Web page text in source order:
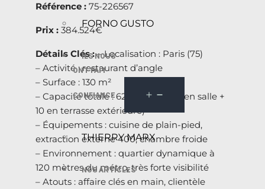
FORNO GUSTO
ILS NOUS
ONT FAIT
CONFIANCE
THIERRY MARX
NOS ARTICLES
Référence : 75-226567
Prix : 384.524€
Détails Clés :– Localisation : Paris (75)
– Activité : restaurant d’angle
– Surface : 130 m²
– Capacité totale : 62 couverts (52 en salle +
10 en terrasse extérieure)
– Équipements : cuisine de plain-pied,
extraction externe 400, chambre froide
– Environnement : quartier dynamique à
120 mètres du métro, très forte visibilité
– Atouts : affaire clés en main, clientèle